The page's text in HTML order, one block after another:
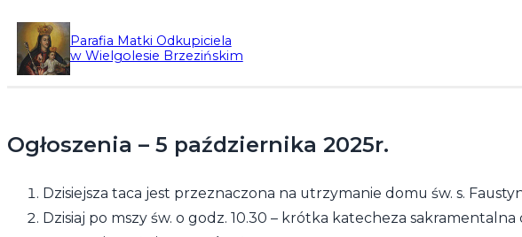
Przejdź
do
treści
Parafia Matki Odkupiciela
w Wielgolesie Brzezińskim
Ogłoszenia – 5 października 2025r.
Dzisiejsza taca jest przeznaczona na utrzymanie domu św. s.
Dzisiaj po mszy św. o godz. 10.30 – krótka katecheza